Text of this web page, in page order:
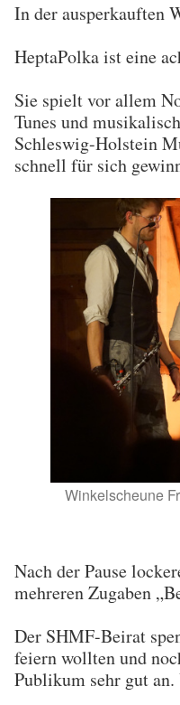
In der ausperkauften
HeptaPolka ist eine
Sie spielt vor allem
Tunes und
Schleswig-Holstein
schnell für sich
Winkelscheune
Nach der Pause
mehreren Zugaben
Der SHMF-Beirat
feiern wollten und
Publikum sehr gut